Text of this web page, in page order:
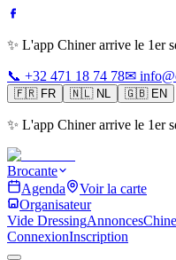
✨ L'app Chiner arrive le 1er
📞 +32 471 18 74 78✉
🇫🇷 FR 🇳🇱 NL 🇬🇧 EN
✨ L'app Chiner arrive le 1er
Brocante
Agenda
Voir la carte
Organisateur
Vide DressingAnnonces
ConnexionInscription